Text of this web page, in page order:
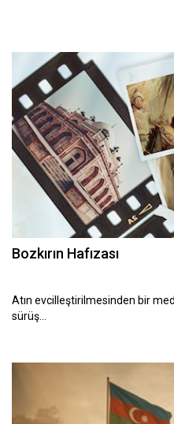
Bozkırın Hafızası
Atın evcilleştirilmesinden bir
sürüş…